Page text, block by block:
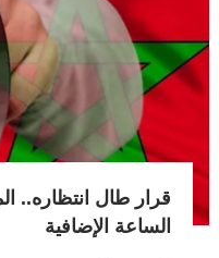
قرار طال انتظاره..
الساعة الإضافية